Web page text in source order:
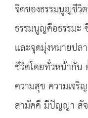
จิตของธรรมนูญชีวิต
ธรรมนูญคือธรรมะ
และจุดมุ่งหมายปล
ชีวิตโดยทั่วหน้ากัน
ความสุข ความเจ
สามัคคี มีปัญญา สั